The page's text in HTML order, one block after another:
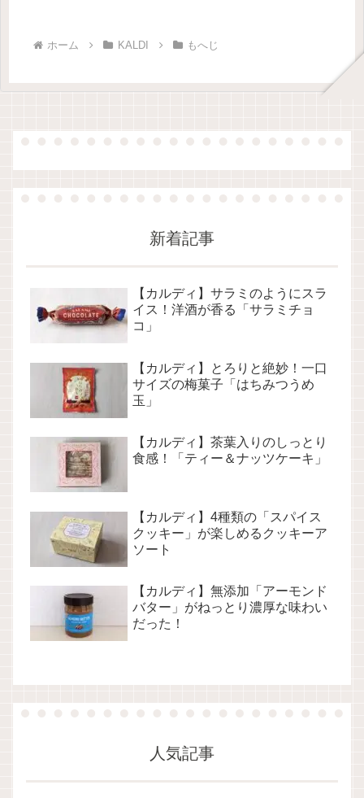
ホーム KALDI もへじ
新着記事
【カルディ】サラミのようにスラ
イス！洋酒が香る「サラミチョ
コ」
【カルディ】とろりと絶妙！一口
サイズの梅菓子「はちみつうめ
玉」
【カルディ】茶葉入りのしっとり
食感！「ティー＆ナッツケーキ」
【カルディ】4種類の「スパイス
クッキー」が楽しめるクッキーア
ソート
【カルディ】無添加「アーモンド
バター」がねっとり濃厚な味わい
だった！
人気記事